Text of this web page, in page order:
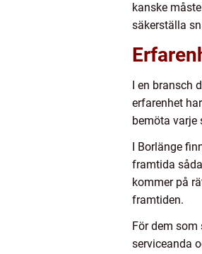
kanske
säkerställa
I en
erfarenhet
bemöta varje
I Borlänge
framtida
kommer på
framtiden.
För dem
serviceanda